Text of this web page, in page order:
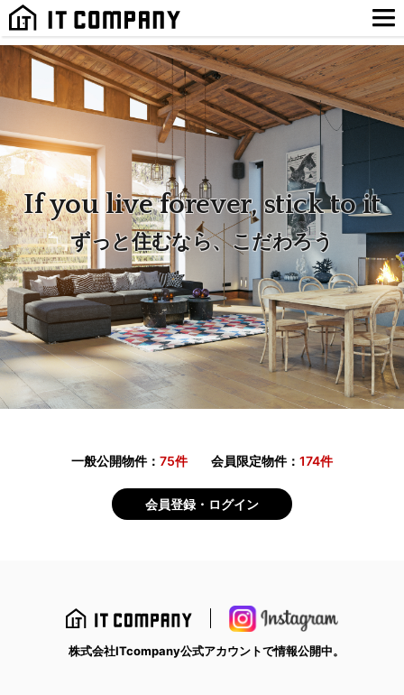
If you live forever, stick to it
ずっと住むなら、こだわろう
一般公開物件： 75件 会員限定物件：174件
会員登録・ログイン
株式会社ITcompany公式アカウントで情報公開中。